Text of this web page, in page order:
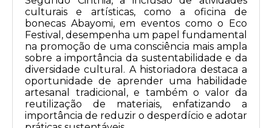
culturais e artísticas, como a oficina de
bonecas Abayomi, em eventos como o Eco
Festival, desempenha um papel fundamental
na promoção de uma consciência mais ampla
sobre a importância da sustentabilidade e da
diversidade cultural. A historiadora destaca a
oportunidade de aprender uma habilidade
artesanal tradicional, e também o valor da
reutilização de materiais, enfatizando a
importância de reduzir o desperdício e adotar